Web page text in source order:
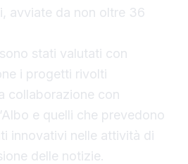
avviate da non oltre 36
stati valutati con
i progetti rivolti
collaborazione con
e quelli che prevedono
innovativi nelle attività di
delle notizie.